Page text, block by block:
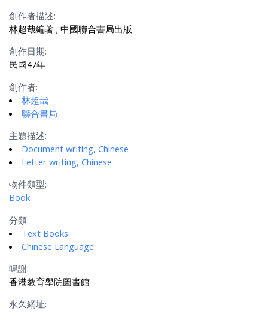
創作者描述:
林超哉編著 ; 中國聯合書局出版
創作日期:
民國47年
創作者:
林超哉
聯合書局
主題描述:
Document writing, Chinese
Letter writing, Chinese
物件類型:
Book
分類:
Text Books
Chinese Language
鳴謝:
香港教育學院圖書館
永久網址: